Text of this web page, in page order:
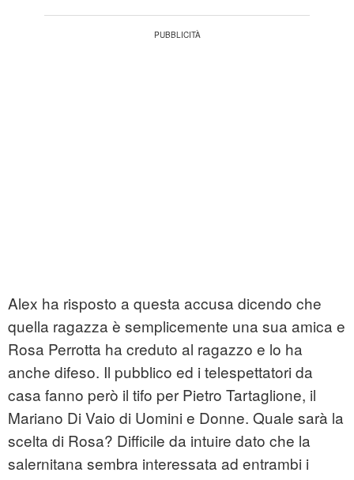
Alex ha risposto a questa accusa dicendo che
quella ragazza è semplicemente una sua amica e
Rosa Perrotta ha creduto al ragazzo e lo ha
anche difeso. Il pubblico ed i telespettatori da
casa fanno però il tifo per Pietro Tartaglione, il
Mariano Di Vaio di Uomini e Donne. Quale sarà la
scelta di Rosa? Difficile da intuire dato che la
salernitana sembra interessata ad entrambi i